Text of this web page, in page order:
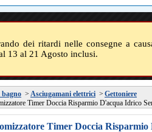
dei ritardi nelle consegne a
13 al 21 Agosto inclusi.
bagno > Asciugamani elettrici > Gettoniere
Timer Doccia Risparmio D'acqua Idrico
Timer Doccia Risparmio